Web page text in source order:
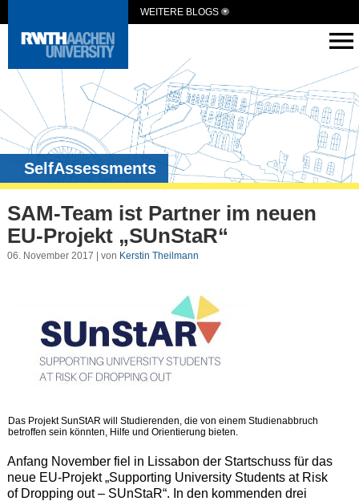
WEITERE BLOGS
SelfAssessments
SAM-Team ist Partner im neuen
EU-Projekt „SUnStaR“
06. November 2017 | von Kerstin Theilmann
Das Projekt SunStAR will Studierenden, die von einem Studienabbruch
betroffen sein könnten, Hilfe und Orientierung bieten.
Anfang November fiel in Lissabon der Startschuss für das
neue EU-Projekt „Supporting University Students at Risk
of Dropping out – SUnStaR“. In den kommenden drei